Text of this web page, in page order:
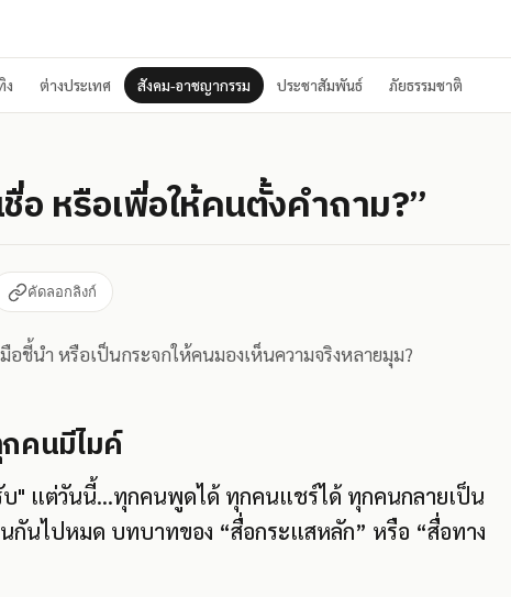
ง ต่างประเทศ สังคม-อาชญากรรม ประชาสัมพันธ์ ภัยธรรมชาติ
อ หรือเพื่อให้คนตั้งคำถาม?”
คัดลอกลิงก์
ชี้นำ หรือเป็นกระจกให้คนมองเห็นความจริงหลายมุม?
คนมีไมค์
บ" แต่วันนี้…ทุกคนพูดได้ ทุกคนแชร์ได้ ทุกคนกลายเป็น
นกันไปหมด บทบาทของ “สื่อกระแสหลัก” หรือ “สื่อทาง